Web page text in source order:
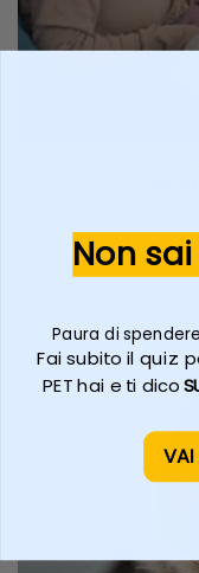
Formuliamo una
riequilibrare il
Non
Paura di
Fai subito il quiz:
PET hai e ti dico
VAI